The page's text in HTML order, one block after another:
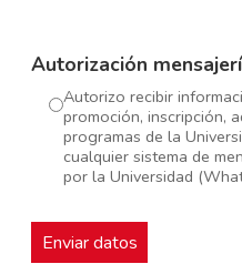
Autorización
Autorizo recibir
promoción, inscripción,
programas de la
cualquier sistema de
por la Universidad